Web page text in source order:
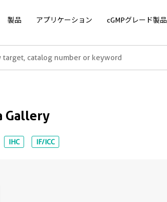
製品 アプリケーション cGMPグレード製品
Gallery
IHC IF/ICC